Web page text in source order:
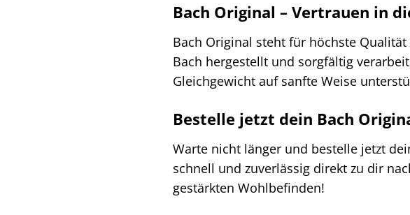
Bach Original – Vertrauen in
Bach Original steht für höchste
Bach hergestellt und sorgfältig
Gleichgewicht auf sanfte Weise
Bestelle jetzt dein Bach
Warte nicht länger und bestelle jetzt
schnell und zuverlässig direkt zu dir
gestärkten Wohlbefinden!